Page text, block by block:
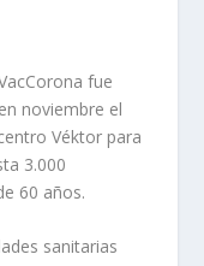
fue
noviembre el
Véktor para
3.000
60 años.
sanitarias